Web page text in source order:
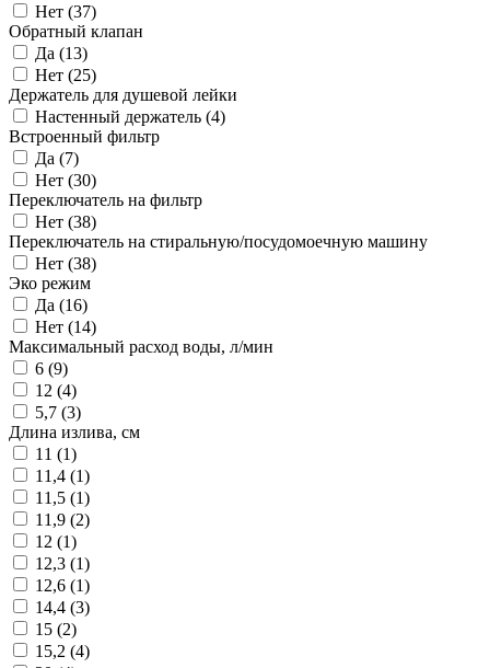
Нет (37)
Обратный клапан
Да (13)
Нет (25)
Держатель для душевой лейки
Настенный держатель (4)
Встроенный фильтр
Да (7)
Нет (30)
Переключатель на фильтр
Нет (38)
Переключатель на стиральную/посудомоечную машину
Нет (38)
Эко режим
Да (16)
Нет (14)
Максимальный расход воды, л/мин
6 (9)
12 (4)
5,7 (3)
Длина излива, см
11 (1)
11,4 (1)
11,5 (1)
11,9 (2)
12 (1)
12,3 (1)
12,6 (1)
14,4 (3)
15 (2)
15,2 (4)